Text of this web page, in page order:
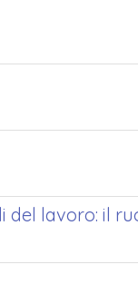
del lavoro: il